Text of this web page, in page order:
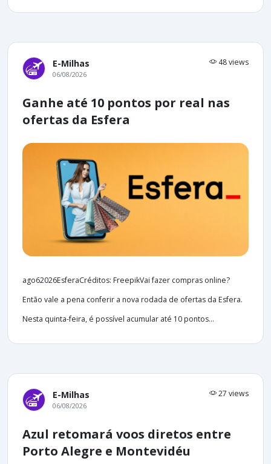
E-Milhas 48 views
06/08/2026
Ganhe até 10 pontos por real nas
ofertas da Esfera
ago62026EsferaCréditos: FreepikVai fazer compras online?
Então vale a pena conferir a nova rodada de ofertas da Esfera.
Nesta quinta-feira, é possível acumular até 10 pontos...
E-Milhas 27 views
06/08/2026
Azul retomará voos diretos entre
Porto Alegre e Montevidéu